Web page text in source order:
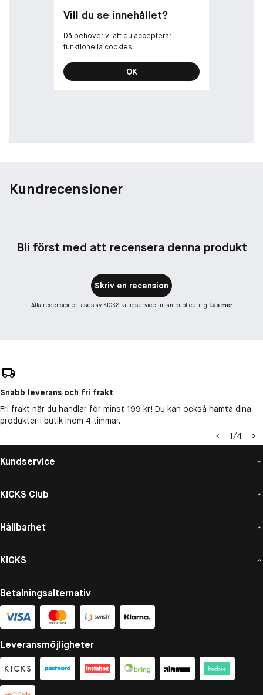
Vill du se innehållet?
Då behöver vi att du accepterar
funktionella cookies
OK
Kundrecensioner
Bli först med att recensera denna produkt
Skriv en recension
Alla recensioner läses av KICKS kundservice innan publicering. Läs mer
Snabb leverans och fri frakt
Fri frakt när du handlar för minst 199 kr! Du kan också hämta dina
produkter i butik inom 4 timmar.
1/4
Kundservice
KICKS Club
Hållbarhet
KICKS
Betalningsalternativ
Leveransmöjligheter